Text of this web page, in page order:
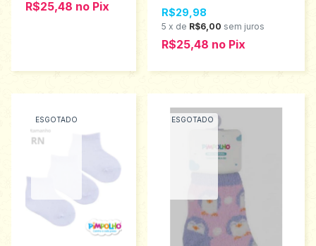
R$25,48 no Pix
meses 8391
R$29,98
5 x de R$6,00 sem juros
R$25,48 no Pix
ESGOTADO ESGOTADO